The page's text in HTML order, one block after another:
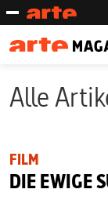
Alle
FILM
DIE EWIGE